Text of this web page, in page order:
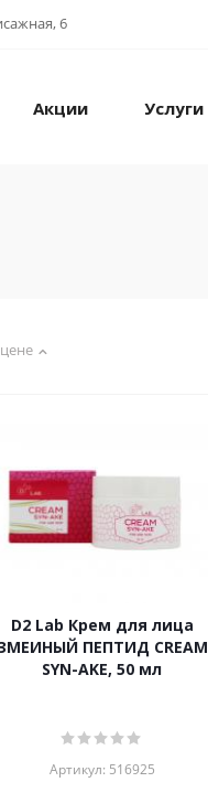
6
Акции Услуги
D2 Lab Крем для лица
ПЕПТИД CREAM
SYN-AKE, 50 мл
Артикул: 516925